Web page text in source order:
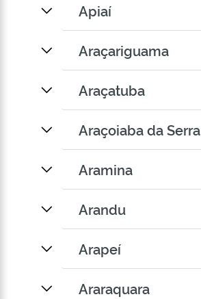
Apiaí
Araçariguama
Araçatuba
Araçoiaba da Serra
Aramina
Arandu
Arapeí
Araraquara